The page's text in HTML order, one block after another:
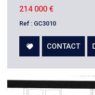
214 000 €
Ref : GC3010
CONTACT